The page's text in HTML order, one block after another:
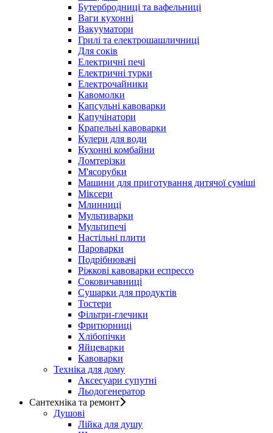
Бутербродниці та вафельниці
Ваги кухонні
Вакууматори
Грилі та електрошашличниці
Для соків
Електричні печі
Електричні турки
Електрочайники
Кавомолки
Капсульні кавоварки
Капучінатори
Крапельні кавоварки
Кулери для води
Кухонні комбайни
Ломтерізки
М'ясорубки
Машини для приготування дитячої суміші
Міксери
Млинниці
Мультиварки
Мультипечі
Настільні плити
Пароварки
Подрібнювачі
Ріжкові кавоварки еспрессо
Соковичавниці
Сушарки для продуктів
Тостери
Фільтри-глечики
Фритюрниці
Хлібопічки
Яйцеварки
Кавоварки
Техніка для дому
Аксесуари супутні
Льодогенератор
Сантехніка та ремонт
Душові
Лійка для душу